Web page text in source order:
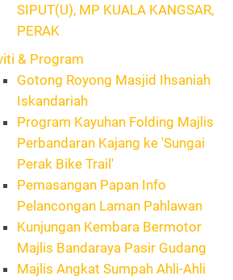
SIPUT(U), MP KUALA KANGSAR,
PERAK
& Program
Gotong Royong Masjid Ihsaniah
Iskandariah
Program Kayuhan Folding Majlis
Perbandaran Kajang ke 'Sungai
Perak Bike Trail'
Pemasangan Papan Info
Pelancongan Laman Pahlawan
Kunjungan Kembara Bermotor
Majlis Bandaraya Pasir Gudang
Majlis Angkat Sumpah Ahli-Ahli